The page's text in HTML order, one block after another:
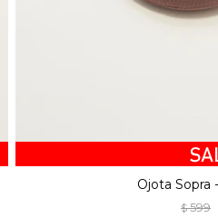
Ojota Sopra
$ 599